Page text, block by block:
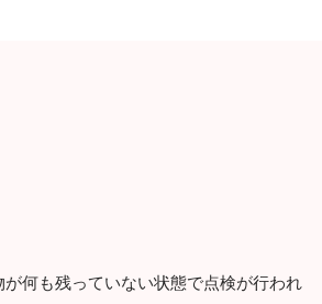
何も残っていない状態で点検が行われ